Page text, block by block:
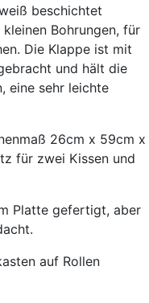
beschichtet
Bohrungen, für
Die Klappe ist mit
und hält die
eine sehr leichte
26cm x 59cm x
für zwei Kissen und
Platte gefertigt, aber
auf Rollen